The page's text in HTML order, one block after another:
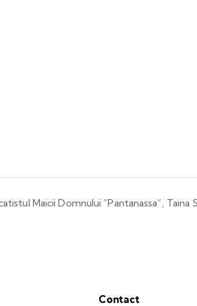
Maicii Domnului ”Pantanassa”, Taina
Contact